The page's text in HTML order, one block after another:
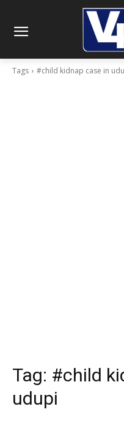
Tags #child kidnap case in
Tag: #child
udupi